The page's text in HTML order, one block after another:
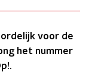
voor de
het nummer